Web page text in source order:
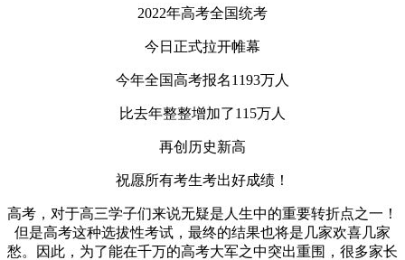
2022年高考全国统考
今日正式拉开帷幕
今年全国高考报名1193万人
比去年整整增加了115万人
再创历史新高
祝愿所有考生考出好成绩！
高考，对于高三学子们来说无疑是人生中的重要转折点之一！
但是高考这种选拔性考试，最终的结果也将是几家欢喜几家
愁。因此，为了能在千万的高考大军之中突出重围，很多家长